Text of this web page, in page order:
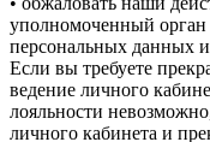
уполномоченный орган
персональных данных
Если вы требуете
ведение личного
лояльности
личного кабинета и